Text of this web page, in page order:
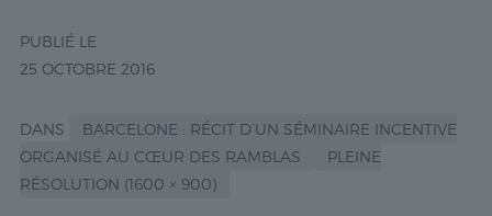
PUBLIÉ LE
25 OCTOBRE 2016
DANS
BARCELONE : RÉCIT D’UN SÉMINAIRE INCENTIVE
ORGANISÉ AU CŒUR DES RAMBLAS
PLEINE
RÉSOLUTION (1600 × 900)